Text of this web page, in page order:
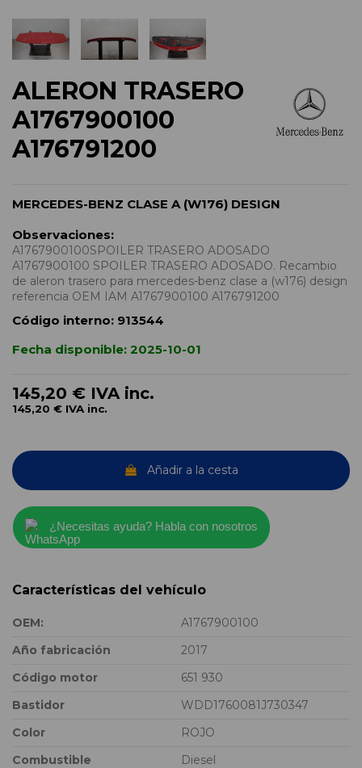
ALERON TRASERO
A1767900100
A176791200
MERCEDES-BENZ CLASE A (W176) DESIGN
Observaciones:
A1767900100SPOILER TRASERO ADOSADO
A1767900100 SPOILER TRASERO ADOSADO. Recambio
de aleron trasero para mercedes-benz clase a (w176) design
referencia OEM IAM A1767900100 A176791200
Código interno: 913544
Fecha disponible: 2025-10-01
145,20 € IVA inc.
145,20 € IVA inc.
Añadir a la cesta
¿Necesitas ayuda? Habla con nosotros
Características del vehículo
OEM:
A1767900100
Año fabricación
2017
Código motor
651 930
Bastidor
WDD1760081J730347
Color
ROJO
Combustible
Diesel